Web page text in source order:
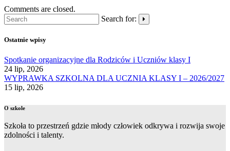
Comments are closed.
Search for:
Ostatnie wpisy
Spotkanie organizacyjne dla Rodziców i Uczniów klasy I
24 lip, 2026
WYPRAWKA SZKOLNA DLA UCZNIA KLASY I – 2026/2027
15 lip, 2026
O szkole
Szkoła to przestrzeń gdzie młody człowiek odkrywa i rozwija swoje
zdolności i talenty.